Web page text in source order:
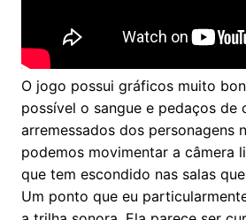
O jogo possui gráficos muito
possível o sangue e pedaços de
arremessados dos personagens
podemos movimentar a câmera
que tem escondido nas salas
Um ponto que eu